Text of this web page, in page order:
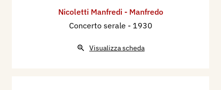
Nicoletti Manfredi - Manfredo
Concerto serale - 1930
Visualizza scheda